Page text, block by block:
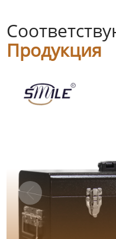
Продукция